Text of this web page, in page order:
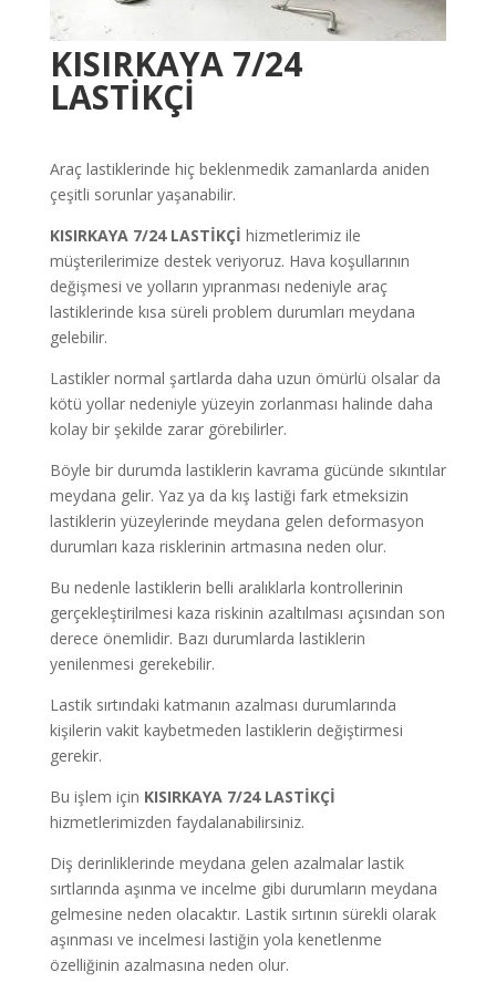
KISIRKAYA 7/24
LASTİKÇİ
Araç lastiklerinde hiç beklenmedik zamanlarda aniden
çeşitli sorunlar yaşanabilir.
KISIRKAYA 7/24 LASTİKÇİ hizmetlerimiz ile
müşterilerimize destek veriyoruz. Hava koşullarının
değişmesi ve yolların yıpranması nedeniyle araç
lastiklerinde kısa süreli problem durumları meydana
gelebilir.
Lastikler normal şartlarda daha uzun ömürlü olsalar da
kötü yollar nedeniyle yüzeyin zorlanması halinde daha
kolay bir şekilde zarar görebilirler.
Böyle bir durumda lastiklerin kavrama gücünde sıkıntılar
meydana gelir. Yaz ya da kış lastiği fark etmeksizin
lastiklerin yüzeylerinde meydana gelen deformasyon
durumları kaza risklerinin artmasına neden olur.
Bu nedenle lastiklerin belli aralıklarla kontrollerinin
gerçekleştirilmesi kaza riskinin azaltılması açısından son
derece önemlidir. Bazı durumlarda lastiklerin
yenilenmesi gerekebilir.
Lastik sırtındaki katmanın azalması durumlarında
kişilerin vakit kaybetmeden lastiklerin değiştirmesi
gerekir.
Bu işlem için KISIRKAYA 7/24 LASTİKÇİ
hizmetlerimizden faydalanabilirsiniz.
Diş derinliklerinde meydana gelen azalmalar lastik
sırtlarında aşınma ve incelme gibi durumların meydana
gelmesine neden olacaktır. Lastik sırtının sürekli olarak
aşınması ve incelmesi lastiğin yola kenetlenme
özelliğinin azalmasına neden olur.